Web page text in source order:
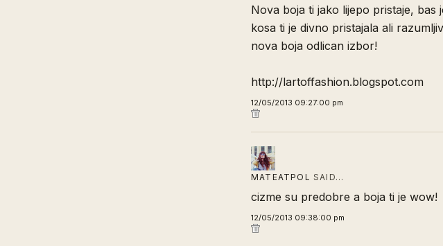
Nova boja ti jako lijepo pristaje,
kosa ti je divno pristajala ali
nova boja odlican izbor!
http://lartoffashion.blogspot.com
12/05/2013 09:27:00 pm
MATEATPOL SAID…
cizme su predobre a boja ti je wow!
12/05/2013 09:38:00 pm